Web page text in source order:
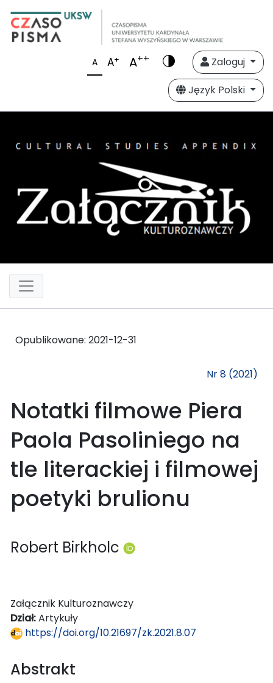
A A+ A++
Zaloguj
Język Polski
Opublikowane: 2021-12-31
Nr 8 (2021)
Notatki filmowe Piera
Paola Pasoliniego na
tle literackiej i filmowej
poetyki brulionu
Robert Birkholc
Załącznik Kulturoznawczy
Dział:Artykuły
https://doi.org/10.21697/zk.2021.8.07
Abstrakt